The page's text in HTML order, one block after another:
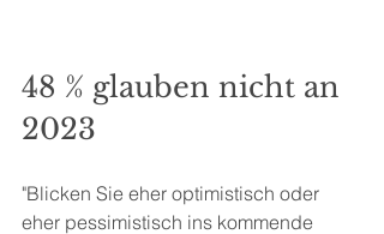
48 % glauben nicht an
2023
"Blicken Sie eher optimistisch oder
eher pessimistisch ins kommende